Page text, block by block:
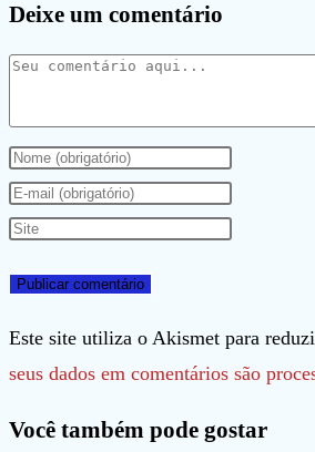
Deixe um comentário
Comentário
Digite
seu
nome
nome
de
usuário
comentar
Digite
seu
de
e-
mail
comentar
Digite
URL
do
seu
(opcional)
Este site utiliza o Akismet para
seus dados em comentários são
Você também pode gostar